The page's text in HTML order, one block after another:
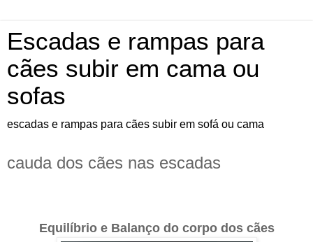
Escadas e rampas para
cães subir em cama ou
sofas
escadas e rampas para cães subir em sofá ou cama
cauda dos cães nas escadas
Equilíbrio e Balanço do corpo dos cães